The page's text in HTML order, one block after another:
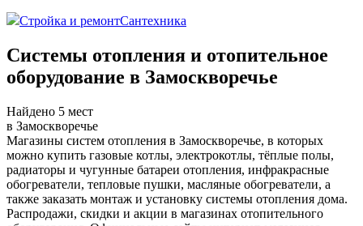
Стройка и ремонтСантехника
Системы отопления и отопительное
оборудование в Замоскворечье
Найдено 5 мест
в Замоскворечье
Магазины систем отопления в Замоскворечье, в которых
можно купить газовые котлы, электрокотлы, тёплые полы,
радиаторы и чугунные батареи отопления, инфракрасные
обогреватели, тепловые пушки, масляные обогреватели, а
также заказать монтаж и установку системы отопления дома.
Распродажи, скидки и акции в магазинах отопительного